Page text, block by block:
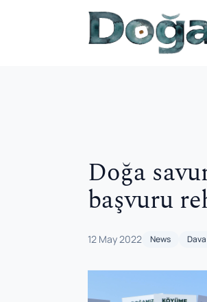
Doğa
başvuru
12 May 2022 News Dava